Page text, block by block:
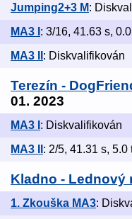
Jumping2+3 M:
MA3 I : 3/16, 41.63 s,
MA3 II : Diskvalifikován
Terezín -
01. 2023
MA3 I : Diskvalifikován
MA3 II : 2/5, 41.31 s, 5.0
Kladno - Lednový
1. Zkouška MA3: